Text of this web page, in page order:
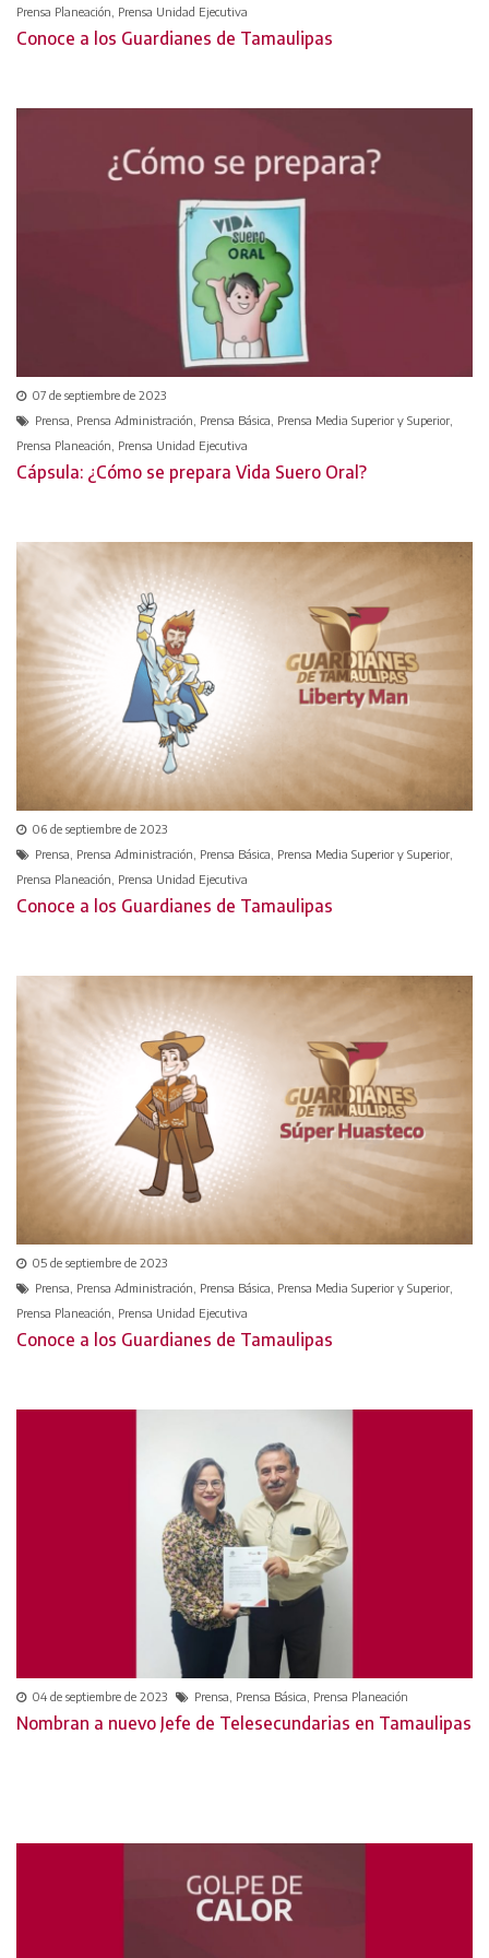
Prensa Planeación, Prensa Unidad Ejecutiva
Conoce a los Guardianes de Tamaulipas
07 de septiembre de 2023
Prensa, Prensa Administración, Prensa Básica, Prensa Media Superior y Superior,
Prensa Planeación, Prensa Unidad Ejecutiva
Cápsula: ¿Cómo se prepara Vida Suero Oral?
06 de septiembre de 2023
Prensa, Prensa Administración, Prensa Básica, Prensa Media Superior y Superior,
Prensa Planeación, Prensa Unidad Ejecutiva
Conoce a los Guardianes de Tamaulipas
05 de septiembre de 2023
Prensa, Prensa Administración, Prensa Básica, Prensa Media Superior y Superior,
Prensa Planeación, Prensa Unidad Ejecutiva
Conoce a los Guardianes de Tamaulipas
04 de septiembre de 2023 Prensa, Prensa Básica, Prensa Planeación
Nombran a nuevo Jefe de Telesecundarias en Tamaulipas